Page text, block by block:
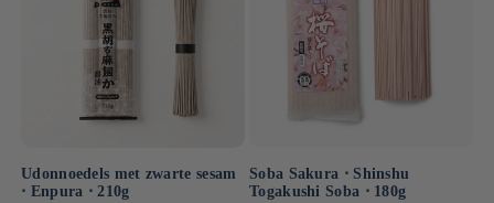
Udonnoedels met zwarte sesam
⋅ Enpura ⋅ 210g
Soba Sakura ⋅ Shinshu
Togakushi Soba ⋅ 180g